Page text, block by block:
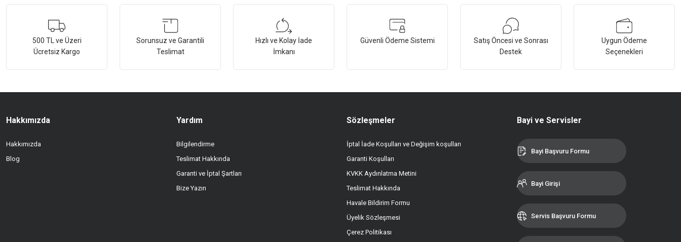
Ürün resmi kalitesiz, bozuk veya görüntülenemiyor.
Ürün açıklamasında eksik bilgiler bulunuyor.
Ürün bilgilerinde hatalar bulunuyor.
Gönder
500 TL ve Üzeri
Ücretsiz Kargo
Sorunsuz ve Garantili
Teslimat
Hızlı ve Kolay İade
İmkanı
Güvenli Ödeme Sistemi
Satış Öncesi ve Sonrası
Destek
Uygun Ödeme
Seçenekleri
Hakkımızda
Hakkımızda
Blog
Yardım
Bilgilendirme
Teslimat Hakkında
Garanti ve İptal Şartları
Bize Yazın
Sözleşmeler
İptal İade Koşulları ve Değişim koşulları
Garanti Koşulları
KVKK Aydınlatma Metini
Teslimat Hakkında
Havale Bildirim Formu
Üyelik Sözleşmesi
Çerez Politikası
Bayi ve Servisler
Bayi Başvuru Formu
Bayi Girişi
Servis Başvuru Formu